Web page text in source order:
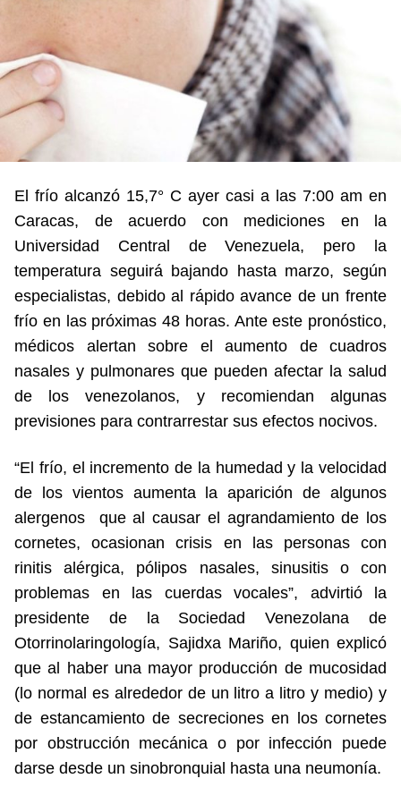
El frío alcanzó 15,7° C ayer casi a las 7:00 am en
Caracas, de acuerdo con mediciones en la
Universidad Central de Venezuela, pero la
temperatura seguirá bajando hasta marzo, según
especialistas, debido al rápido avance de un frente
frío en las próximas 48 horas. Ante este pronóstico,
médicos alertan sobre el aumento de cuadros
nasales y pulmonares que pueden afectar la salud
de los venezolanos, y recomiendan algunas
previsiones para contrarrestar sus efectos nocivos.
“El frío, el incremento de la humedad y la velocidad
de los vientos aumenta la aparición de algunos
alergenos que al causar el agrandamiento de los
cornetes, ocasionan crisis en las personas con
rinitis alérgica, pólipos nasales, sinusitis o con
problemas en las cuerdas vocales”, advirtió la
presidente de la Sociedad Venezolana de
Otorrinolaringología, Sajidxa Mariño, quien explicó
que al haber una mayor producción de mucosidad
(lo normal es alrededor de un litro a litro y medio) y
de estancamiento de secreciones en los cornetes
por obstrucción mecánica o por infección puede
darse desde un sinobronquial hasta una neumonía.